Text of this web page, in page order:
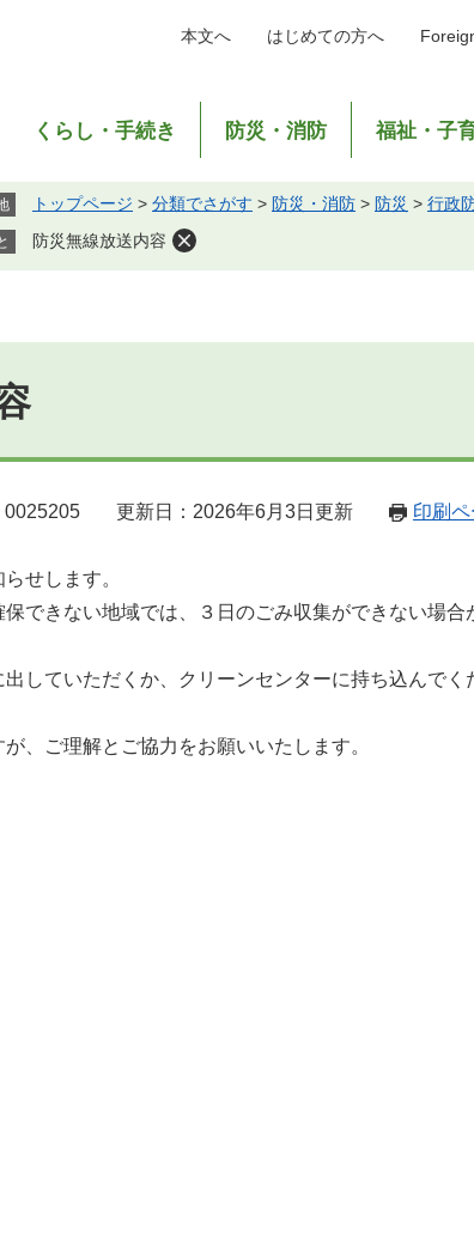
本文へ はじめての方へ
くらし・手続き 防災・消防 福祉・子
トップページ > 分類でさがす > 防災・消防 > 防災 > 行政
防災無線放送内容
0025205 更新日：2026年6月3日更新 印刷
せします。
できない地域では、３日のごみ収集ができない場合
していただくか、クリーンセンターに持ち込んでく
、ご理解とご協力をお願いいたします。